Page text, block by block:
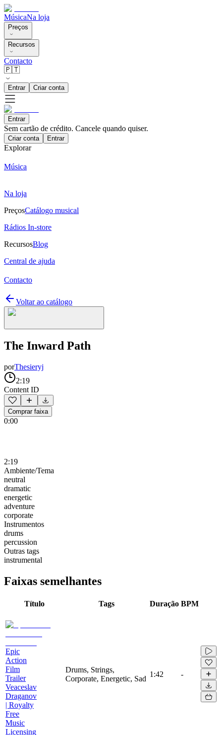
MúsicaNa loja
Preços
Recursos
Contacto
🇵🇹
Entrar Criar conta
Entrar
Sem cartão de crédito. Cancele quando quiser.
Criar conta Entrar
Explorar
Música
Na loja
PreçosCatálogo musical
Rádios In-store
RecursosBlog
Central de ajuda
Contacto
Voltar ao catálogo
The Inward Path
porThesieryj
2:19
Content ID
Comprar faixa
0:00
2:19
Ambiente/Tema
neutral
dramatic
energetic
adventure
corporate
Instrumentos
drums
percussion
Outras tags
instrumental
Faixas semelhantes
Título Tags Duração BPM
Epic
Action
Film
Trailer
Veaceslav
Draganov
| Royalty
Free
Music
Licensing
Drums, Strings,
Corporate, Energetic, Sad
1:42 -